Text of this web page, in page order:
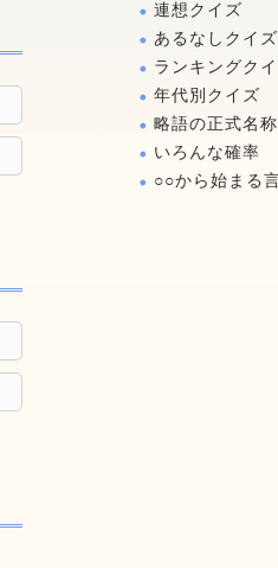
連想クイズ
あるなしクイズ
ランキングク
年代別クイズ
略語の正式名称
いろんな確率
○○から始まる